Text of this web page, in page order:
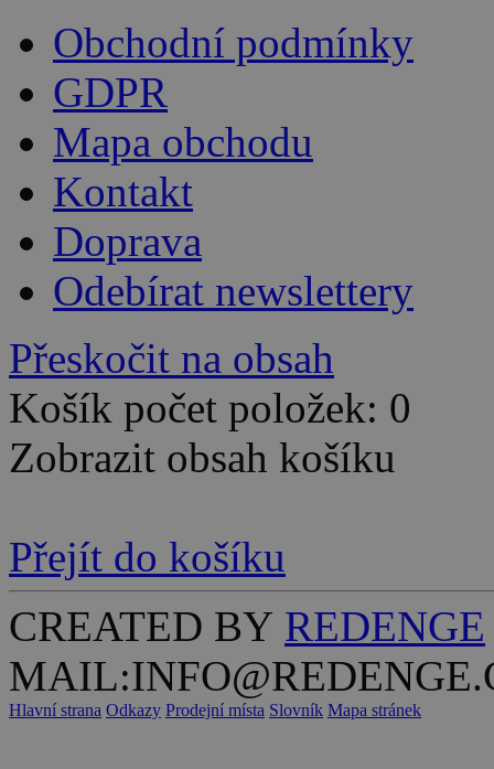
Obchodní podmínky
GDPR
Mapa obchodu
Kontakt
Doprava
Odebírat newslettery
Přeskočit na obsah
Košík počet položek: 0
Zobrazit obsah košíku
Přejít do košíku
CREATED BY REDENGE
Hlavní strana Odkazy Prodejní místa Slovník Mapa stránek